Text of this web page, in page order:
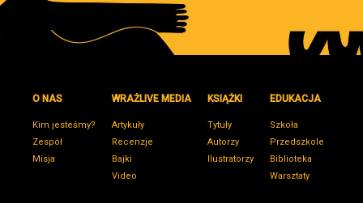
O NAS
Kim jesteśmy?
Zespół
Misja
WRAŻLIVE MEDIA
Artykuły
Recenzje
Bajki
Video
KSIĄŻKI
Tytuły
Autorzy
Ilustratorzy
EDUKACJA
Szkoła
Przedszkole
Biblioteka
Warsztaty